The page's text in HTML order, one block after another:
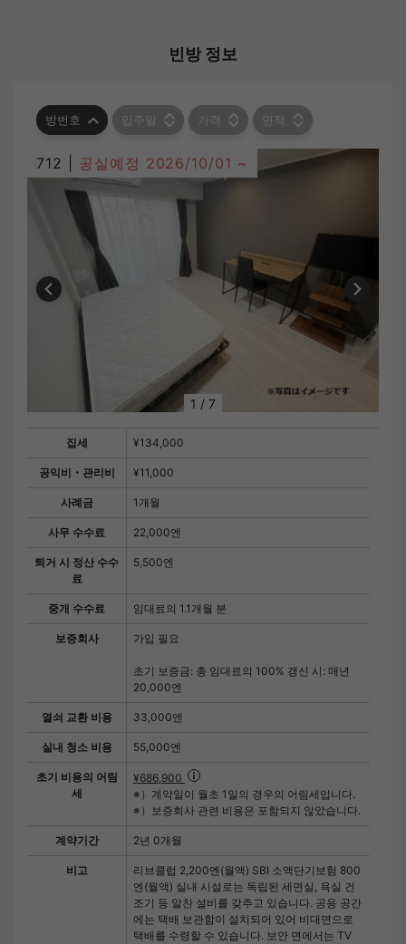
빈방 정보
방번호 입주일 가격 면적
712 | 공실예정 2026/10/01 ~
1 / 7
집세 ¥134,000
공익비・관리비 ¥11,000
사례금 1개월
사무 수수료 22,000엔
퇴거 시 정산 수수
료
5,500엔
중개 수수료 임대료의 1.1개월 분
보증회사 가입 필요
초기 보증금: 총 임대료의 100% 갱신 시: 매년
20,000엔
열쇠 교환 비용 33,000엔
실내 청소 비용 55,000엔
초기 비용의 어림
세
¥686,900
※）계약일이 월초 1일의 경우의 어림세입니다.
※）보증회사 관련 비용은 포함되지 않았습니다.
계약기간 2년 0개월
비고
리브클럽 2,200엔(월액) SBI 소액단기보험 800
엔(월액) 실내 시설로는 독립된 세면실, 욕실 건
조기 등 알찬 설비를 갖추고 있습니다. 공용 공간
에는 택배 보관함이 설치되어 있어 비대면으로
택배를 수령할 수 있습니다. 보안 면에서는 TV